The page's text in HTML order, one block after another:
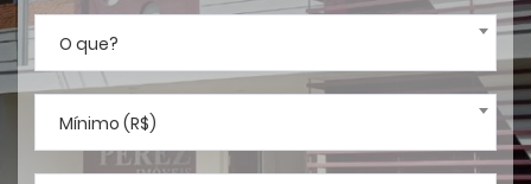
O que?
Mínimo (R$)